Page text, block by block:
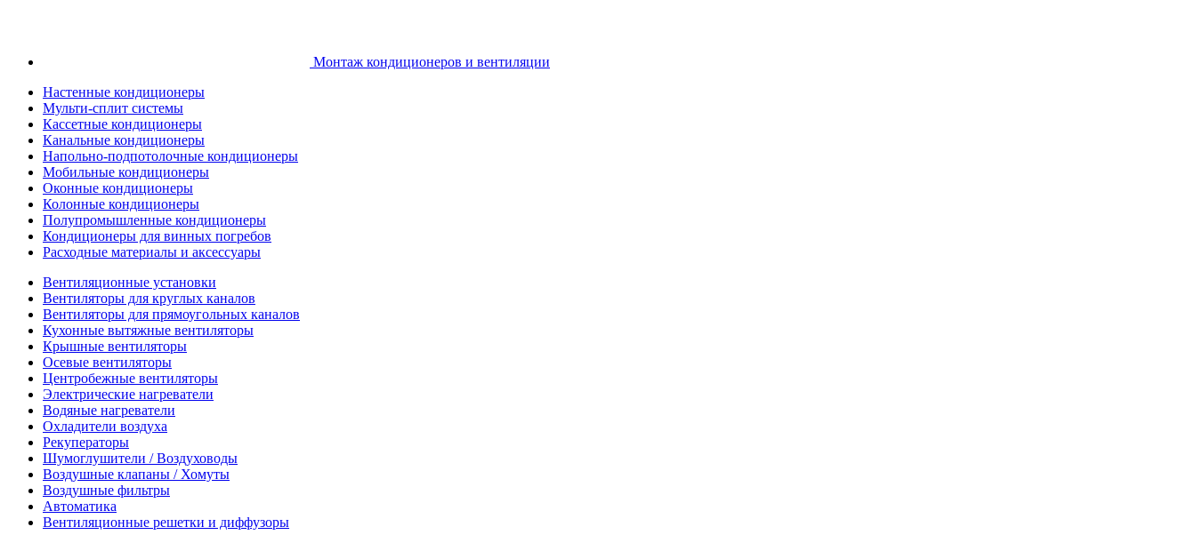
Монтаж кондиционеров и вентиляции
Настенные кондиционеры
Мульти-сплит системы
Кассетные кондиционеры
Канальные кондиционеры
Напольно-подпотолочные кондиционеры
Мобильные кондиционеры
Оконные кондиционеры
Колонные кондиционеры
Полупромышленные кондиционеры
Кондиционеры для винных погребов
Расходные материалы и аксессуары
Вентиляционные установки
Вентиляторы для круглых каналов
Вентиляторы для прямоугольных каналов
Кухонные вытяжные вентиляторы
Крышные вентиляторы
Осевые вентиляторы
Центробежные вентиляторы
Электрические нагреватели
Водяные нагреватели
Охладители воздуха
Рекуператоры
Шумоглушители / Воздуховоды
Воздушные клапаны / Хомуты
Воздушные фильтры
Автоматика
Вентиляционные решетки и диффузоры